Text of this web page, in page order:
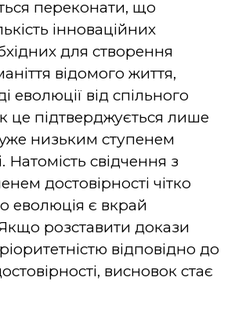
переконати, що
інноваційних
для створення
відомого життя,
еволюції від спільного
це підтверджується лише
низьким ступенем
Натомість свідчення з
достовірності чітко
еволюція є вкрай
розставити докази
відповідно до
висновок стає